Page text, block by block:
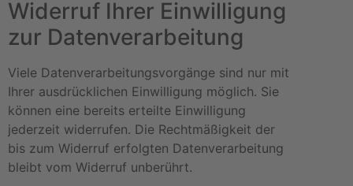
Widerruf Ihrer Einwilligung
zur Datenverarbeitung
Viele Datenverarbeitungsvorgänge sind nur mit
Ihrer ausdrücklichen Einwilligung möglich. Sie
können eine bereits erteilte Einwilligung
jederzeit widerrufen. Die Rechtmäßigkeit der
bis zum Widerruf erfolgten Datenverarbeitung
bleibt vom Widerruf unberührt.